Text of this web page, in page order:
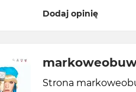
Dodaj opinię
Strona